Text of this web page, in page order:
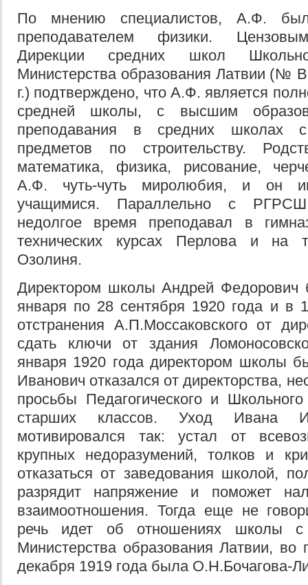
По мнению специалистов, А.Ф.
преподавателем физики.
Дирекции средних школ
Министерства образования Латвии (№
г.) подтверждено, что А.Ф. является
средней школы, с высшим
преподавания в средних школах
предметов по строительству.
математика, физика, рисование,
А.Ф. чуть-чуть миролюбия, и он
учащимися. Параллельно с
недолгое время преподавал в
технических курсах Перлова и на
Озолиня.
Директором школы Андрей
января по 28 сентября 1920 года и в
отстранения А.П.Моссаковского от
сдать ключи от здания
января 1920 года директором школы
Иванович отказался от директорства,
просьбы Педагогического и
старших классов. Уход Ивана
мотивировался так: устал от
крупных недоразумений, толков и
отказаться от заведования школой,
разрядит напряжение и поможет
взаимоотношения. Тогда еще не
речь идет об отношениях школы с
Министерства образования Латвии, во
декабря 1919 года была О.Н.Бочагова-